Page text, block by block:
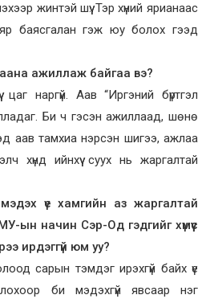
жинтэй шүү. Тэр хүний ярианаас
баясгалан гэж юу болох гээд
ажиллаж байгаа вэ?
наргүй. Аав “Иргэний бүртгэл
Би ч гэсэн ажиллаад, шөнө
аав тамхиа нэрсэн шигээ, ажлаа
хүнд ийнхүү суух нь жаргалтай
үе хамгийн аз жаргалтай
ын начин Сэр-Од гэдгийг хүмүүс
ирдэггүй юм уу?
сарын тэмдэг ирэхгүй байх үе
би мэдэхгүй явсаар нэг